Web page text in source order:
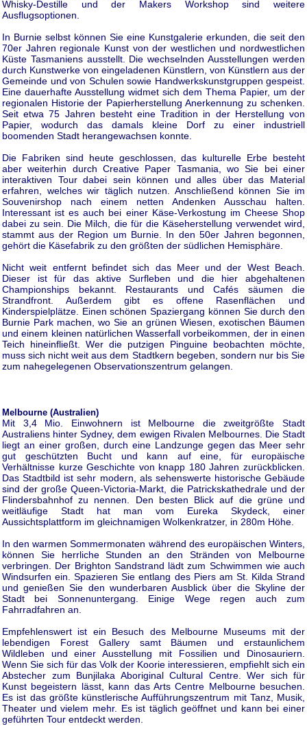
Whisky-Destille und der Makers Workshop sind weitere
Ausflugsoptionen.
In Burnie selbst können Sie eine Kunstgalerie erkunden, die seit den
70er Jahren regionale Kunst von der westlichen und nordwestlichen
Küste Tasmaniens ausstellt. Die wechselnden Ausstellungen werden
durch Kunstwerke von eingeladenen Künstlern, von Künstlern aus der
Gemeinde und von Schulen sowie Handwerkskunstgruppen gespeist.
Eine dauerhafte Ausstellung widmet sich dem Thema Papier, um der
regionalen Historie der Papierherstellung Anerkennung zu schenken.
Seit etwa 75 Jahren besteht eine Tradition in der Herstellung von
Papier, wodurch das damals kleine Dorf zu einer industriell
boomenden Stadt herangewachsen konnte.
Die Fabriken sind heute geschlossen, das kulturelle Erbe besteht
aber weiterhin durch Creative Paper Tasmania, wo Sie bei einer
interaktiven Tour dabei sein können und alles über das Material
erfahren, welches wir täglich nutzen. Anschließend können Sie im
Souvenirshop nach einem netten Andenken Ausschau halten.
Interessant ist es auch bei einer Käse-Verkostung im Cheese Shop
dabei zu sein. Die Milch, die für die Käseherstellung verwendet wird,
stammt aus der Region um Burnie. In den 50er Jahren begonnen,
gehört die Käsefabrik zu den größten der südlichen Hemisphäre.
Nicht weit entfernt befindet sich das Meer und der West Beach.
Dieser ist für das aktive Surfleben und die hier abgehaltenen
Championships bekannt. Restaurants und Cafés säumen die
Strandfront. Außerdem gibt es offene Rasenflächen und
Kinderspielplätze. Einen schönen Spaziergang können Sie durch den
Burnie Park machen, wo Sie an grünen Wiesen, exotischen Bäumen
und einem kleinen natürlichen Wasserfall vorbeikommen, der in einen
Teich hineinfließt. Wer die putzigen Pinguine beobachten möchte,
muss sich nicht weit aus dem Stadtkern begeben, sondern nur bis Sie
zum nahegelegenen Observationszentrum gelangen.
Melbourne (Australien)
Mit 3,4 Mio. Einwohnern ist Melbourne die zweitgrößte Stadt
Australiens hinter Sydney, dem ewigen Rivalen Melbournes. Die Stadt
liegt an einer großen, durch eine Landzunge gegen das Meer sehr
gut geschützten Bucht und kann auf eine, für europäische
Verhältnisse kurze Geschichte von knapp 180 Jahren zurückblicken.
Das Stadtbild ist sehr modern, als sehenswerte historische Gebäude
sind der große Queen-Victoria-Markt, die Patrickskathedrale und der
Flindersbahnhof zu nennen. Den besten Blick auf die grüne und
weitläufige Stadt hat man vom Eureka Skydeck, einer
Aussichtsplattform im gleichnamigen Wolkenkratzer, in 280m Höhe.
In den warmen Sommermonaten während des europäischen Winters,
können Sie herrliche Stunden an den Stränden von Melbourne
verbringen. Der Brighton Sandstrand lädt zum Schwimmen wie auch
Windsurfen ein. Spazieren Sie entlang des Piers am St. Kilda Strand
und genießen Sie den wunderbaren Ausblick über die Skyline der
Stadt bei Sonnenuntergang. Einige Wege regen auch zum
Fahrradfahren an.
Empfehlenswert ist ein Besuch des Melbourne Museums mit der
lebendigen Forest Gallery samt Bäumen und erstaunlichem
Wildleben und einer Ausstellung mit Fossilien und Dinosauriern.
Wenn Sie sich für das Volk der Koorie interessieren, empfiehlt sich ein
Abstecher zum Bunjilaka Aboriginal Cultural Centre. Wer sich für
Kunst begeistern lässt, kann das Arts Centre Melbourne besuchen.
Es ist das größte künstlerische Aufführungszentrum mit Tanz, Musik,
Theater und vielem mehr. Es ist täglich geöffnet und kann bei einer
geführten Tour entdeckt werden.